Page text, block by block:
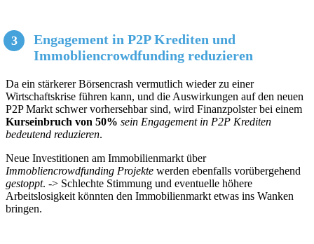
Engagement in P2P Krediten und
Immobliencrowdfunding reduzieren
Da ein stärkerer Börsencrash vermutlich wieder zu einer
Wirtschaftskrise führen kann, und die Auswirkungen auf den neuen
P2P Markt schwer vorhersehbar sind, wird Finanzpolster bei einem
Kurseinbruch von 50% sein Engagement in P2P Krediten
bedeutend reduzieren.
Neue Investitionen am Immobilienmarkt über
Immobliencrowdfunding Projekte werden ebenfalls vorübergehend
gestoppt. -> Schlechte Stimmung und eventuelle höhere
Arbeitslosigkeit könnten den Immobilienmarkt etwas ins Wanken
bringen.